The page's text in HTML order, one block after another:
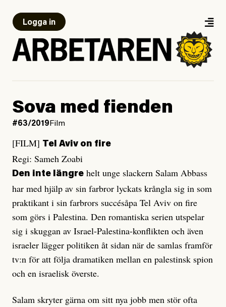
Logga in
Sova med fienden
#63/2019Film
[FILM] Tel Aviv on fire
Regi: Sameh Zoabi
Den inte längre helt unge slackern Salam Abbass
har med hjälp av sin farbror lyckats krångla sig in som
praktikant i sin farbrors succésåpa Tel Aviv on fire
som görs i Palestina. Den romantiska serien utspelar
sig i skuggan av Israel-Palestina-konflikten och även
israeler lägger politiken åt sidan när de samlas framför
tv:n för att följa dramatiken mellan en palestinsk spion
och en israelisk överste.
Salam skryter gärna om sitt nya jobb men stör ofta